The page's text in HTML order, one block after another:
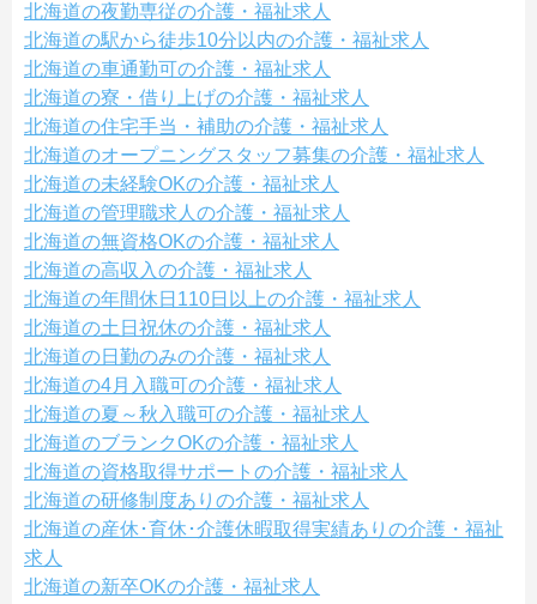
北海道の夜勤専従の介護・福祉求人
北海道の駅から徒歩10分以内の介護・福祉求人
北海道の車通勤可の介護・福祉求人
北海道の寮・借り上げの介護・福祉求人
北海道の住宅手当・補助の介護・福祉求人
北海道のオープニングスタッフ募集の介護・福祉求人
北海道の未経験OKの介護・福祉求人
北海道の管理職求人の介護・福祉求人
北海道の無資格OKの介護・福祉求人
北海道の高収入の介護・福祉求人
北海道の年間休日110日以上の介護・福祉求人
北海道の土日祝休の介護・福祉求人
北海道の日勤のみの介護・福祉求人
北海道の4月入職可の介護・福祉求人
北海道の夏～秋入職可の介護・福祉求人
北海道のブランクOKの介護・福祉求人
北海道の資格取得サポートの介護・福祉求人
北海道の研修制度ありの介護・福祉求人
北海道の産休･育休･介護休暇取得実績ありの介護・福祉
求人
北海道の新卒OKの介護・福祉求人